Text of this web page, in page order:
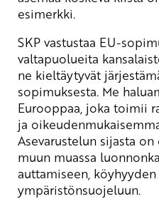
esimerkki.
SKP vastustaa EU-
valtapuolueita
ne kieltäytyvät
sopimuksesta. Me
Eurooppaa, joka toimii
ja
Asevarustelun sijasta
muun muassa
auttamiseen,
ympäristönsuojeluun.